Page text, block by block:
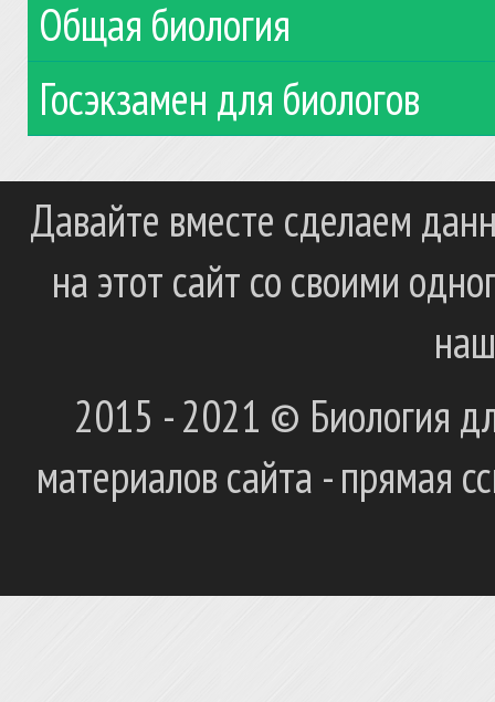
Общая биология
Госэкзамен для биологов
Давайте вместе сделаем
на этот сайт со своими
2015 - 2021 © Биология
материалов сайта - прямая